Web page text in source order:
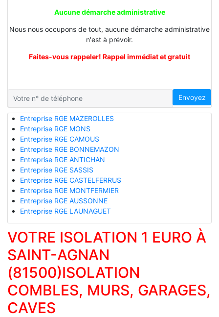
Aucune démarche administrative
Nous nous occupons de tout, aucune démarche administrative
n'est à prévoir.
Faites-vous rappeler! Rappel immédiat et gratuit
Envoyez
Entreprise RGE MAZEROLLES
Entreprise RGE MONS
Entreprise RGE CAMOUS
Entreprise RGE BONNEMAZON
Entreprise RGE ANTICHAN
Entreprise RGE SASSIS
Entreprise RGE CASTELFERRUS
Entreprise RGE MONTFERMIER
Entreprise RGE AUSSONNE
Entreprise RGE LAUNAGUET
VOTRE ISOLATION 1 EURO À
SAINT-AGNAN
(81500)ISOLATION
COMBLES, MURS, GARAGES,
CAVES